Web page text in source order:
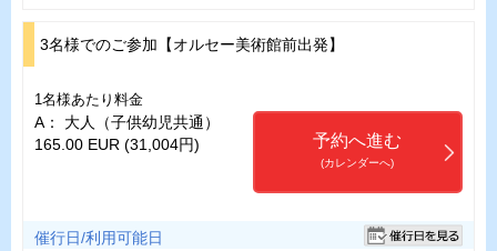
3名様でのご参加【オルセー美術館前出発】
1名様あたり料金
A： 大人（子供幼児共通）
165.00 EUR (31,004円)
予約へ進む
(カレンダーへ)
催行日/利用可能日